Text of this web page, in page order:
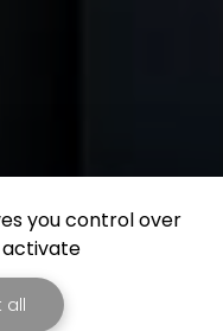
you control over
all